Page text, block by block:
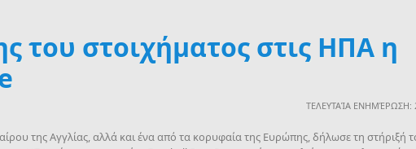
του στοιχήματος στις ΗΠΑ η
ΤΕΛΕΥΤΑΊΑ ΕΝΗΜΈΡΩΣΗ:
της Αγγλίας, αλλά και ένα από τα κορυφαία της Ευρώπης, δήλωσε τη στήριξή